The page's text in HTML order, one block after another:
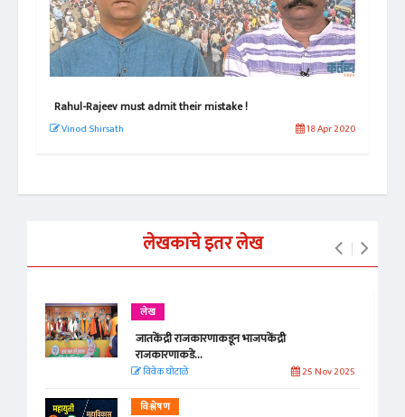
Rahul-Rajeev must admit their mistake !
Vinod Shirsath 18 Apr 2020
लेखकाचे इतर लेख
लेख
जातकेंद्री राजकारणाकडून भाजपकेंद्री
राजकारणाकडे...
विवेक घोटाळे 25 Nov 2025
विश्लेषण